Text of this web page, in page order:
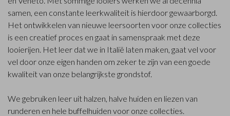
samen, een constante leerkwaliteit is hierdoor gewaarborgd.
Het ontwikkelen van nieuwe leersoorten voor onze collecties
is een creatief proces en gaat in samenspraak met deze
looierijen. Het leer dat we in Italië laten maken, gaat vel voor
vel door onze eigen handen om zeker te zijn van een goede
kwaliteit van onze belangrijkste grondstof.
We gebruiken leer uit halzen, halve huiden en liezen van
runderen en hele buffelhuiden voor onze collecties.